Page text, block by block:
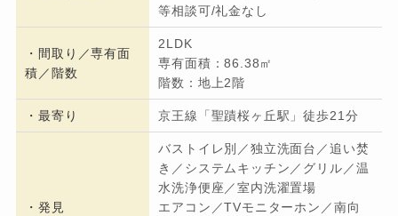
等相談可/礼金なし
・間取り／専有面
積／階数
2LDK
専有面積：86.38㎡
階数：地上2階
・最寄り 京王線「聖蹟桜ヶ丘駅」徒歩21分
・発見
バストイレ別／独立洗面台／追い焚
き／システムキッチン／グリル／温
水洗浄便座／室内洗濯置場
エアコン／TVモニターホン／南向